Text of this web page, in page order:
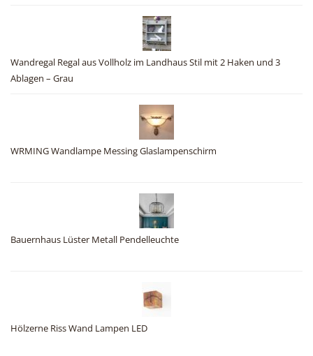
Wandregal Regal aus Vollholz im Landhaus Stil mit 2 Haken und 3
Ablagen – Grau
WRMING Wandlampe Messing Glaslampenschirm
Bauernhaus Lüster Metall Pendelleuchte
Hölzerne Riss Wand Lampen LED